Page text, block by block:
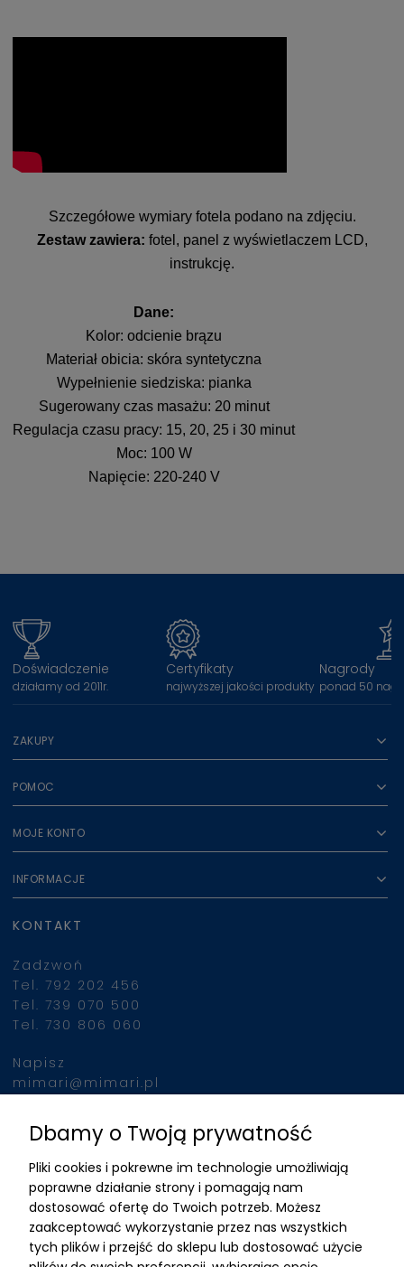
Szczegółowe wymiary fotela podano na zdjęciu.
Zestaw zawiera: fotel, panel z wyświetlaczem LCD,
instrukcję.
Dane:
Kolor: odcienie brązu
Materiał obicia: skóra syntetyczna
Wypełnienie siedziska: pianka
Sugerowany czas masażu: 20 minut
Regulacja czasu pracy: 15, 20, 25 i 30 minut
Moc: 100 W
Napięcie: 220-240 V
Doświadczenie
działamy od 2011r.
Certyfikaty
najwyższej jakości produkty
Nagrody
ponad 50
ZAKUPY
POMOC
MOJE KONTO
INFORMACJE
KONTAKT
Zadzwoń
Tel. 792 202 456
Tel. 739 070 500
Tel. 730 806 060
Napisz
mimari@mimari.pl
Znajdziesz nas
ADRES
MIMARI sp z o.o.
ul. Kurkowa 12
Dbamy o Twoją prywatność
Pliki cookies i pokrewne im technologie umożliwiają
poprawne działanie strony i pomagają nam
dostosować ofertę do Twoich potrzeb. Możesz
zaakceptować wykorzystanie przez nas wszystkich
tych plików i przejść do sklepu lub dostosować użycie